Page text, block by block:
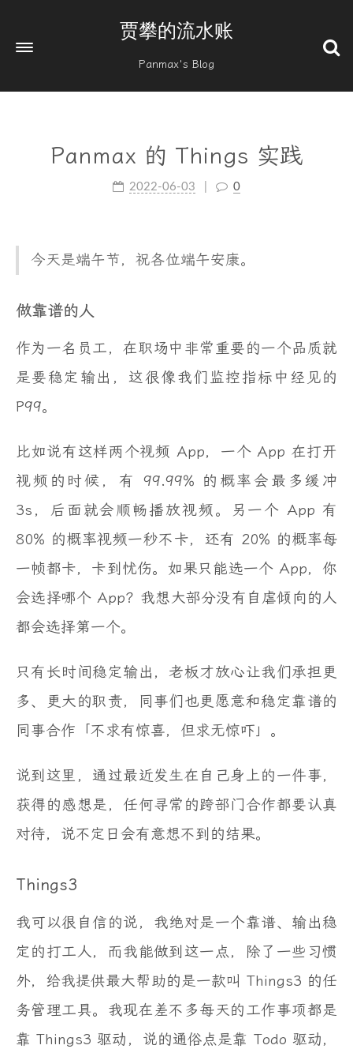
贾攀的流水账
Panmax's Blog
Panmax 的 Things 实践
2022-06-03 0
今天是端午节，祝各位端午安康。
做靠谱的人
作为一名员工，在职场中非常重要的一个品质就
是要稳定输出，这很像我们监控指标中经见的
P99。
比如说有这样两个视频 App，一个 App 在打开
视频的时候，有 99.99% 的概率会最多缓冲
3s，后面就会顺畅播放视频。另一个 App 有
80% 的概率视频一秒不卡，还有 20% 的概率每
一帧都卡，卡到忧伤。如果只能选一个 App，你
会选择哪个 App？我想大部分没有自虐倾向的人
都会选择第一个。
只有长时间稳定输出，老板才放心让我们承担更
多、更大的职责，同事们也更愿意和稳定靠谱的
同事合作「不求有惊喜，但求无惊吓」。
说到这里，通过最近发生在自己身上的一件事，
获得的感想是，任何寻常的跨部门合作都要认真
对待，说不定日会有意想不到的结果。
Things3
我可以很自信的说，我绝对是一个靠谱、输出稳
定的打工人，而我能做到这一点，除了一些习惯
外，给我提供最大帮助的是一款叫 Things3 的任
务管理工具。我现在差不多每天的工作事项都是
靠 Things3 驱动，说的通俗点是靠 Todo 驱动，